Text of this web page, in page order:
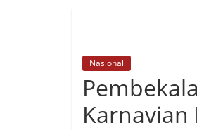
Nasional